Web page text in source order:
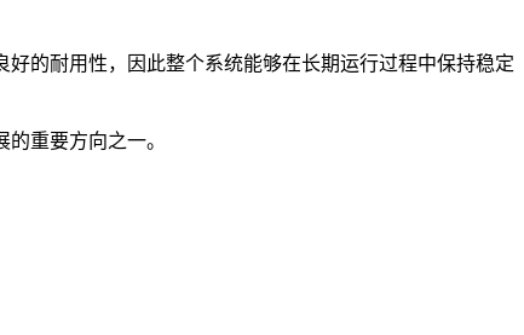
的耐用性，因此整个系统能够在长期运行过程中保持稳定
重要方向之一。